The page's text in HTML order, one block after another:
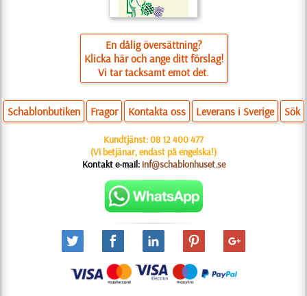
En dålig översättning?
Klicka här och ange ditt förslag!
Vi tar tacksamt emot det.
Schablonbutiken Fragor Kontakta oss Leverans i Sverige Sök
Kundtjänst:08 12 400 477
(Vi betjänar, endast på engelska!)
Kontakt e-mail: inf@schablonhuset.se